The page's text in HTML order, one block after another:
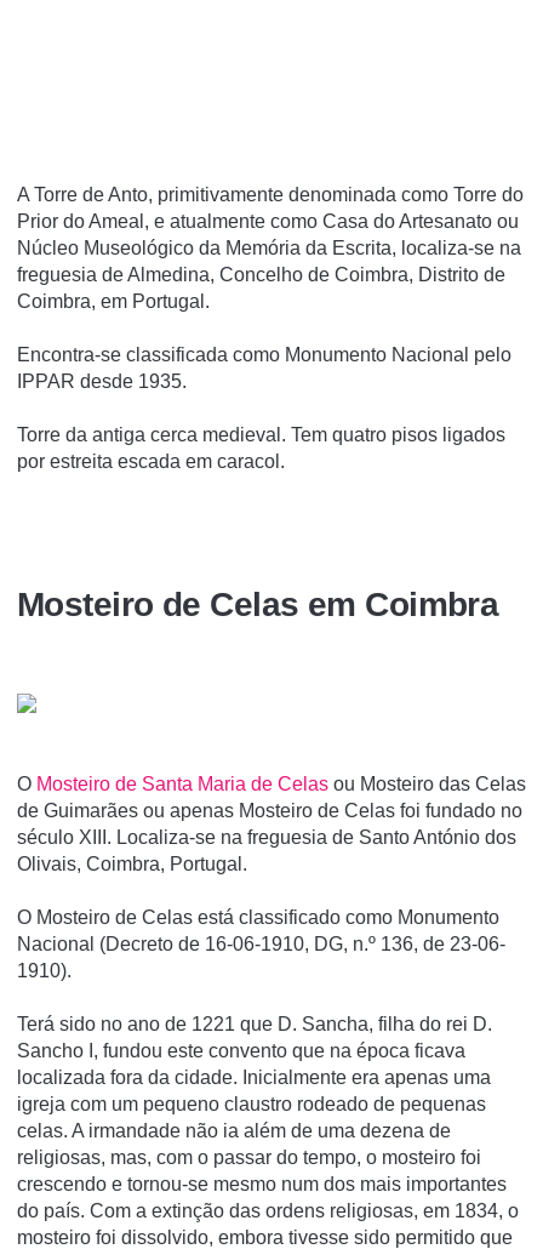
A Torre de Anto, primitivamente denominada como Torre do
Prior do Ameal, e atualmente como Casa do Artesanato ou
Núcleo Museológico da Memória da Escrita, localiza-se na
freguesia de Almedina, Concelho de Coimbra, Distrito de
Coimbra, em Portugal.
Encontra-se classificada como Monumento Nacional pelo
IPPAR desde 1935.
Torre da antiga cerca medieval. Tem quatro pisos ligados
por estreita escada em caracol.
Mosteiro de Celas em Coimbra
O Mosteiro de Santa Maria de Celas ou Mosteiro das Celas
de Guimarães ou apenas Mosteiro de Celas foi fundado no
século XIII. Localiza-se na freguesia de Santo António dos
Olivais, Coimbra, Portugal.
O Mosteiro de Celas está classificado como Monumento
Nacional (Decreto de 16-06-1910, DG, n.º 136, de 23-06-
1910).
Terá sido no ano de 1221 que D. Sancha, filha do rei D.
Sancho I, fundou este convento que na época ficava
localizada fora da cidade. Inicialmente era apenas uma
igreja com um pequeno claustro rodeado de pequenas
celas. A irmandade não ia além de uma dezena de
religiosas, mas, com o passar do tempo, o mosteiro foi
crescendo e tornou-se mesmo num dos mais importantes
do país. Com a extinção das ordens religiosas, em 1834, o
mosteiro foi dissolvido, embora tivesse sido permitido que